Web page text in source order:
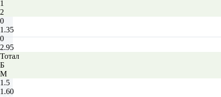
1
2
0
1.35
0
2.95
Тотал
Б
М
1.5
1.60